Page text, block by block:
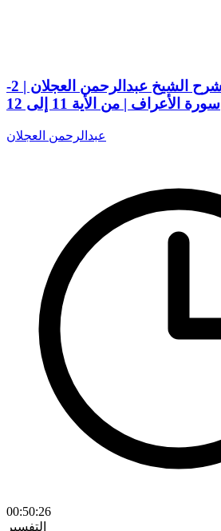
تفسير ابن كثير | شرح الشيخ عبدالرحمن العجلان | 2-
سورة الأعراف | من الأية 11 إلى 12
عبدالرحمن العجلان
00:50:26
التفسير